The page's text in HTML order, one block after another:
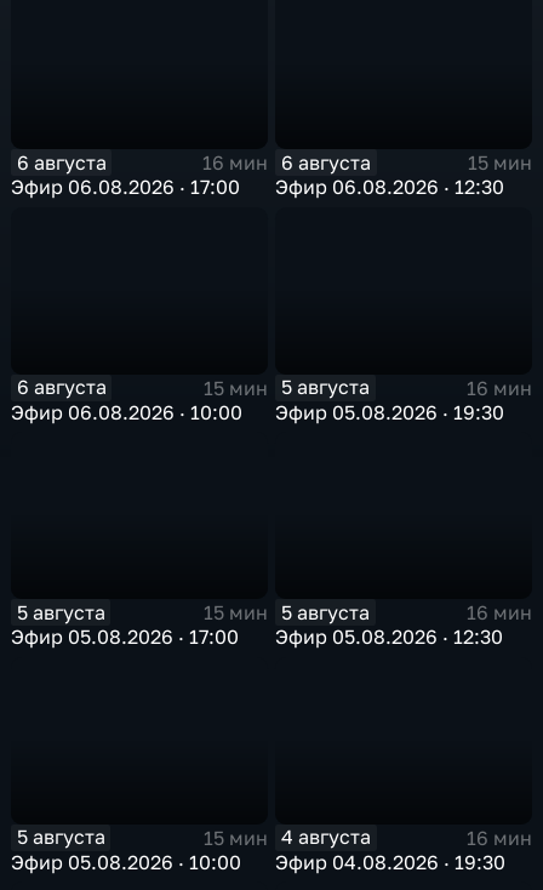
6 августа
16 мин
Эфир 06.08.2026 · 17:00
6 августа
15 мин
Эфир 06.08.2026 · 12:30
6 августа
15 мин
Эфир 06.08.2026 · 10:00
5 августа
16 мин
Эфир 05.08.2026 · 19:30
5 августа
15 мин
Эфир 05.08.2026 · 17:00
5 августа
16 мин
Эфир 05.08.2026 · 12:30
5 августа
15 мин
Эфир 05.08.2026 · 10:00
4 августа
16 мин
Эфир 04.08.2026 · 19:30